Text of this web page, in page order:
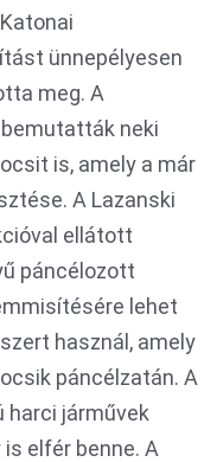
ünnepélyesen
meg. A
neki
is, amely a már
A Lazanski
ellátott
páncélozott
lehet
használ, amely
páncélzatán. A
harci járművek
elfér benne. A